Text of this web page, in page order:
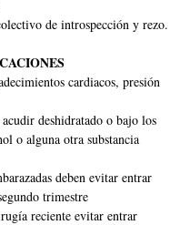
de introspección y rezo.
cardiacos, presión
deshidratado o bajo los
o alguna otra substancia
deben evitar entrar
trimestre
reciente evitar entrar